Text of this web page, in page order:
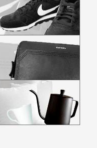
カートへ進む